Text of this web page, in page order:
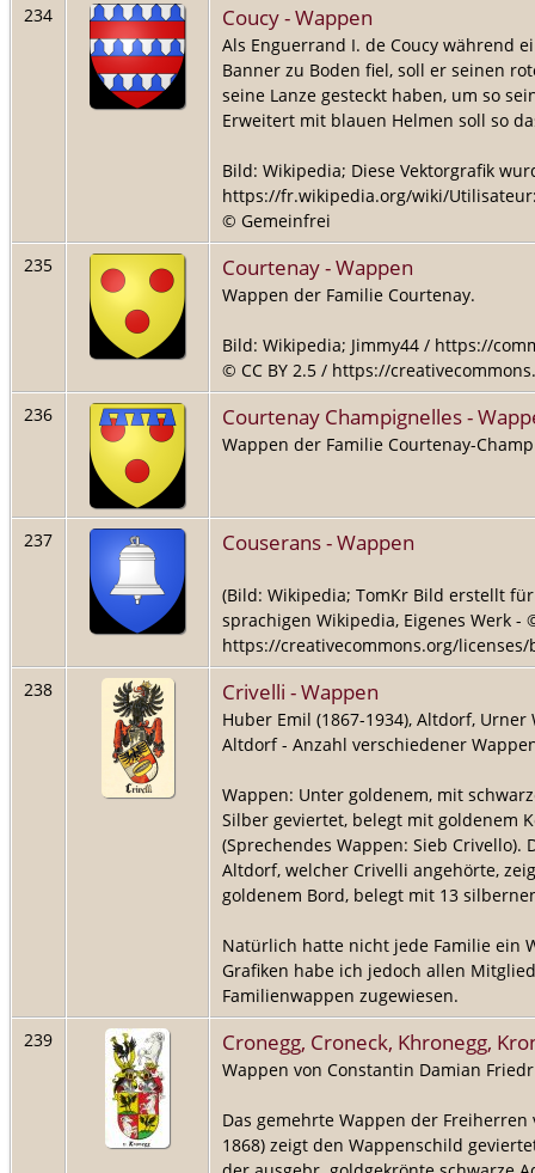
234
Coucy - Wappen
Als Enguerrand I. de Coucy während
Banner zu Boden fiel, soll er seinen
seine Lanze gesteckt haben, um so
Erweitert mit blauen Helmen soll so
Bild: Wikipedia; Diese Vektorgrafik
https://fr.wikipedia.org/wiki/
© Gemeinfrei
235
Courtenay - Wappen
Wappen der Familie Courtenay.
Bild: Wikipedia; Jimmy44 / https://
© CC BY 2.5 / https://
236
Courtenay Champignelles -
Wappen der Familie Courtenay-
237 Couserans - Wappen
(Bild: Wikipedia; TomKr Bild erstellt
sprachigen Wikipedia, Eigenes Werk -
https://creativecommons.org/licenses/
238
Crivelli - Wappen
Huber Emil (1867-1934), Altdorf,
Altdorf - Anzahl verschiedener
Wappen: Unter goldenem, mit
Silber geviertet, belegt mit goldenem
(Sprechendes Wappen: Sieb
Altdorf, welcher Crivelli angehörte,
goldenem Bord, belegt mit 13
Natürlich hatte nicht jede Familie ein
Grafiken habe ich jedoch allen
Familienwappen zugewiesen.
239
Cronegg, Croneck, Khronegg,
Wappen von Constantin Damian
Das gemehrte Wappen der
1868) zeigt den Wappenschild